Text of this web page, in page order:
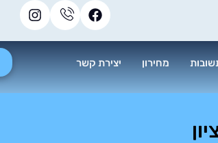
מחירון יצירת קשר